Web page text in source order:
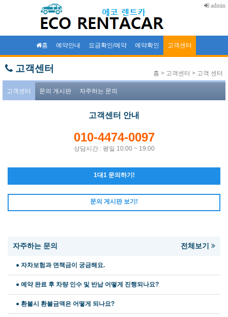
admin
홈 예약안내 요금확인/예약 예약확인 고객센터
고객센터 홈 > 고객센터 > 고객 센터
고객센터 문의 게시판 자주하는 문의
고객센터 안내
010-4474-0097
상담시간 : 평일 10:00 ~ 19:00
1대1 문의하기!
문의 게시판 보기!
자주하는 문의 전체보기
● 자차보험과 면책금이 궁금해요.
● 예약 완료 후 차량 인수 및 반납 어떻게 진행되나요?
● 환불시 환불금액은 어떻게 되나요?